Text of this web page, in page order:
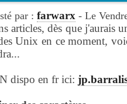
par : farwarx- Le
articles, dès que j'aurais
Unix en ce moment,
dispo en fr ici: